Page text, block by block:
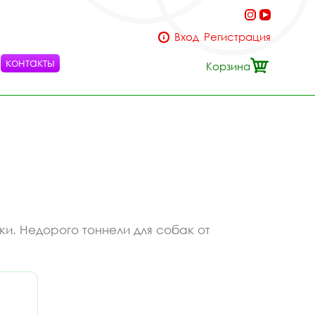
контакты
Вход Регистрация
Корзина
Недорого тоннели для собак от